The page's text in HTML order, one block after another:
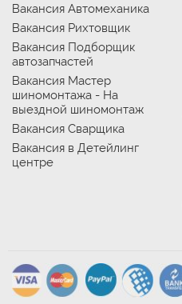
Вакансия Автомеханика
Вакансия Рихтовщик
Вакансия Подборщик
автозапчастей
Вакансия Мастер
шиномонтажа - На
выездной шиномонтаж
Вакансия Сварщика
Вакансия в Детейлинг
центре